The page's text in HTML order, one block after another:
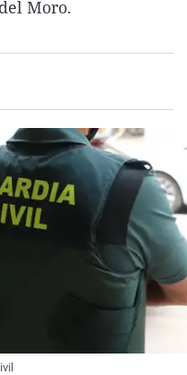
La rosa de los vientos
Caso
Operación Viuda
Extremadura
Navarra
País Vasco
Virales
Moro.